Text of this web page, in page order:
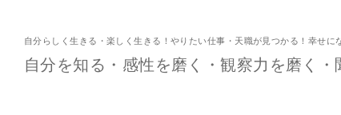
自分らしく生きる・楽しく生きる！やりたい仕事・天職が見つかる！幸せ
自分を知る・感性を磨く・観察力を磨く